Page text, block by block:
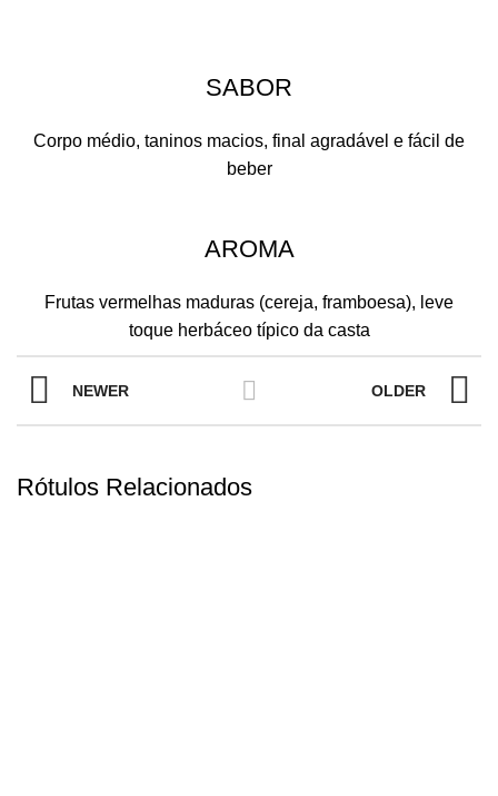
SABOR
Corpo médio, taninos macios, final agradável e fácil de
beber
AROMA
Frutas vermelhas maduras (cereja, framboesa), leve
toque herbáceo típico da casta
NEWER OLDER
Rótulos Relacionados